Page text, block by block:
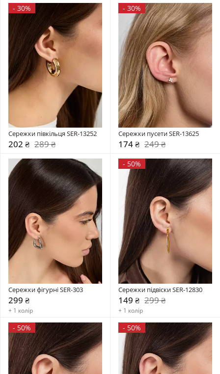
- 30%
Сережки півкільця SER-13252
202 ₴ 289 ₴
- 30%
Сережки пусети SER-13625
174 ₴ 249 ₴
Сережки фігурні SER-303
299 ₴
+ 1 колір
- 50%
Сережки підвіски SER-12830
149 ₴ 299 ₴
+ 1 колір
- 50% - 50%